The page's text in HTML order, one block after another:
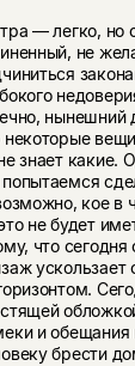
— легко, но
не
нынешний
некоторые
знает какие.
кое в
не будет
что
ускользает
и обещания
брести